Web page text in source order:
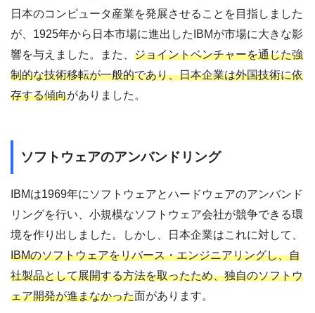
日本のコンピュータ産業を発展させることを目指しました
が、1925年から日本市場に進出したIBMが市場に大きな影
響を与えました。また、 ジョイントベンチャーを通じた強
制的な技術移転が一般的であり、日本企業は外国技術に依
存する傾向がありました。
ソフトウェアのアンバンドリング
IBMは1969年にソフトウェアとハードウェアのアンバンド
リングを行い、小規模なソフトウェア会社が競争できる環
境を作り出しました。しかし、日本企業はこれに対して、
IBMのソフトウェアをリバース・エンジニアリングし、自
社製品として展開する方法を取ったため、独自のソフトウ
ェア開発が進まなかった面があります。